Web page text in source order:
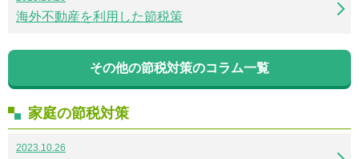
海外不動産を利用した節税策
その他の節税対策のコラム一覧
家庭の節税対策
2023.10.26